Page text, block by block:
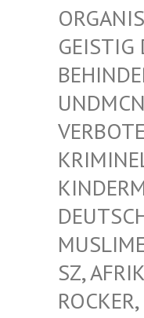
EISTIG
USLIME,
Z,
OCKER,